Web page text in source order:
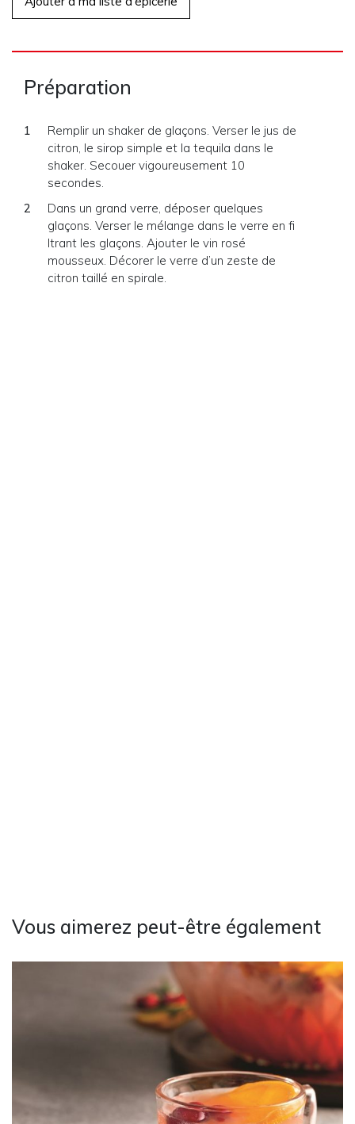
Préparation
Remplir un shaker de glaçons. Verser le jus de
citron, le sirop simple et la tequila dans le
shaker. Secouer vigoureusement 10
secondes.
Dans un grand verre, déposer quelques
glaçons. Verser le mélange dans le verre en fi
ltrant les glaçons. Ajouter le vin rosé
mousseux. Décorer le verre d’un zeste de
citron taillé en spirale.
Vous aimerez peut-être également